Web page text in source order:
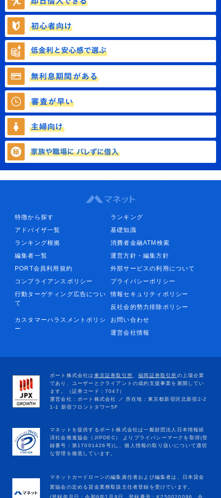
特徴から探す
ランキング
アドバイザ一覧
基礎知識
ランキング根拠
消費者金融ATM検索
編集者一覧
運営方針・編集方針
PORT会員利用規約
外部サービスの利用について
コンプライアンスポリシー
プライバシーポリシー
行動ターゲティング広告につい
て
情報セキュリティポリシー
反社会的勢力排除ポリシー
カスタマーハラスメントポリシ
ー
お問い合わせ
運営会社情報
マネットカードローンの編集責任者および編集者は、日本貸金
業協会の定める貸金業務取扱主任者登録を受けています。
(登録年月日：令和8年1月9日、登録番号：K250020096、合